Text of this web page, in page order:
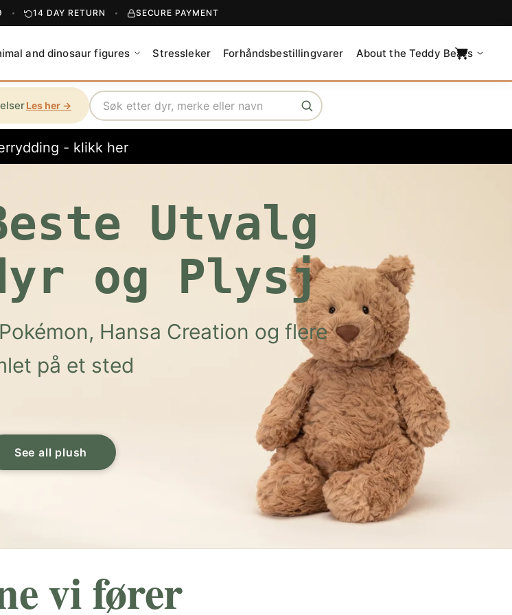
14 DAY RETURN SECURE PAYMENT
and dinosaur figures Stressleker Forhåndsbestillingvarer About the Teddy Bears
C
a
r
Les her →
Search
- klikk her
Utvalg
og Plysj
Hansa Creation og flere
på et sted
See all plush
vi fører